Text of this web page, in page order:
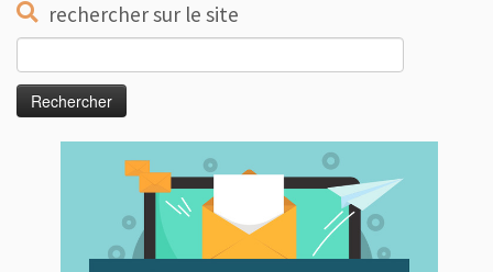
rechercher sur le site